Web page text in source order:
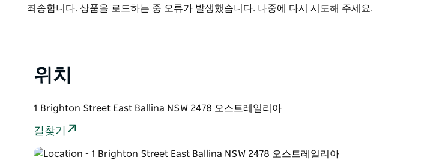
Product
죄송합니다. 상품을 로드하는 중 오류가 발생했습니다. 나중에 다시 시도해 주세요.
위치
1 Brighton Street East Ballina NSW 2478 오스트레일리아
길찾기